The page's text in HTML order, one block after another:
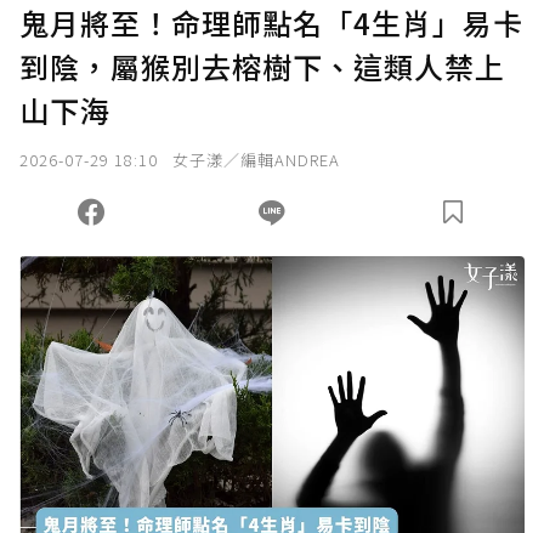
確認送出
您當前剩餘 U 利點數：0點；前往 購買點數
鬼月將至！命理師點名「4生肖」易卡
到陰，屬猴別去榕樹下、這類人禁上
山下海
2026-07-29 18:10 女子漾／編輯ANDREA